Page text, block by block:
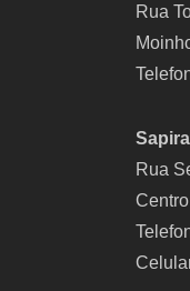
Rua
Rua
Centro